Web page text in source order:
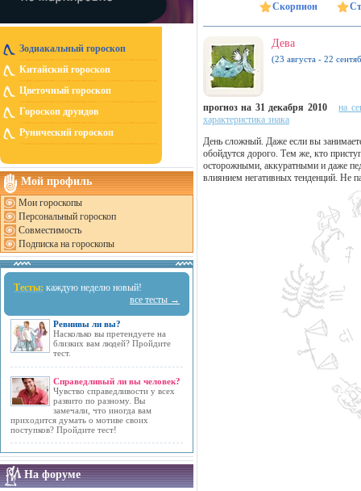
Зодиакальный гороскоп
Китайский гороскоп
Цветочный гороскоп
Гороскоп друидов
Рунический гороскоп
Мой профиль
Мои гороскопы
Персональный гороскоп
Совместимость
Подписка на гороскопы
Тесты: каждую неделю новый!
все тесты →
Ревнивы ли вы?
Насколько вы претендуете на
близких вам людей? Пройдите
тест.
Справедливый ли вы человек?
Чувство справедливости у всех
развито по разному. Вы
замечали, что иногда вам
приходится думать о мотиве своих
поступков? Пройдите тест!
На форуме
Скорпион
Дева
(23 августа - 22
прогноз на 31 декабря 2010
на
характеристика знака
День сложный. Даже если вы
обойдутся дорого. Тем же, кто
осторожными, аккуратными и даже
влиянием негативных тенденций. Не